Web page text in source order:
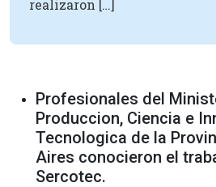
realizaron […]
Profesionales del
Produccion, Ciencia e
Tecnologica de la
Aires conocieron el
Sercotec.